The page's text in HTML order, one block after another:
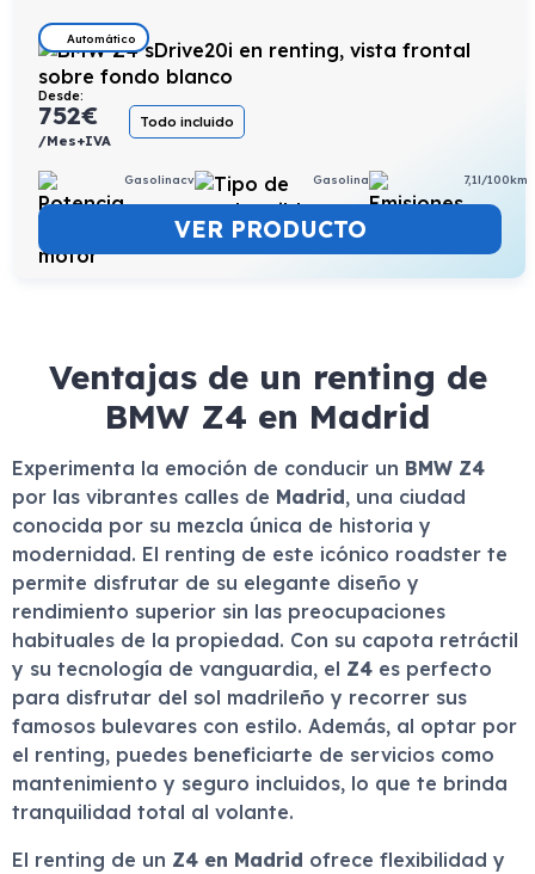
Automático
Desde:
752€
/Mes+IVA
Todo incluido
Gasolinacv Gasolina 7,1l/100km
VER PRODUCTO
Ventajas de un renting de
BMW Z4 en Madrid
Experimenta la emoción de conducir un BMW Z4
por las vibrantes calles de Madrid, una ciudad
conocida por su mezcla única de historia y
modernidad. El renting de este icónico roadster te
permite disfrutar de su elegante diseño y
rendimiento superior sin las preocupaciones
habituales de la propiedad. Con su capota retráctil
y su tecnología de vanguardia, el Z4 es perfecto
para disfrutar del sol madrileño y recorrer sus
famosos bulevares con estilo. Además, al optar por
el renting, puedes beneficiarte de servicios como
mantenimiento y seguro incluidos, lo que te brinda
tranquilidad total al volante.
El renting de un Z4 en Madrid ofrece flexibilidad y